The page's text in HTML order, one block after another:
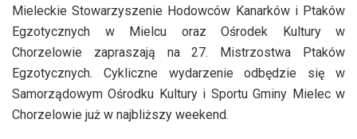
Mieleckie Stowarzyszenie Hodowców Kanarków i Ptaków
Egzotycznych w Mielcu oraz Ośrodek Kultury w
Chorzelowie zapraszają na 27. Mistrzostwa Ptaków
Egzotycznych. Cykliczne wydarzenie odbędzie się w
Samorządowym Ośrodku Kultury i Sportu Gminy Mielec w
Chorzelowie już w najbliższy weekend.